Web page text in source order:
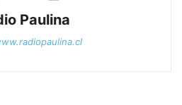
Paulina